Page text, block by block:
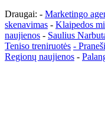
Draugai: - Marketingo
skenavimas - Klaipedos
naujienos - Saulius
Teniso treniruotės -
Regionų naujienos -